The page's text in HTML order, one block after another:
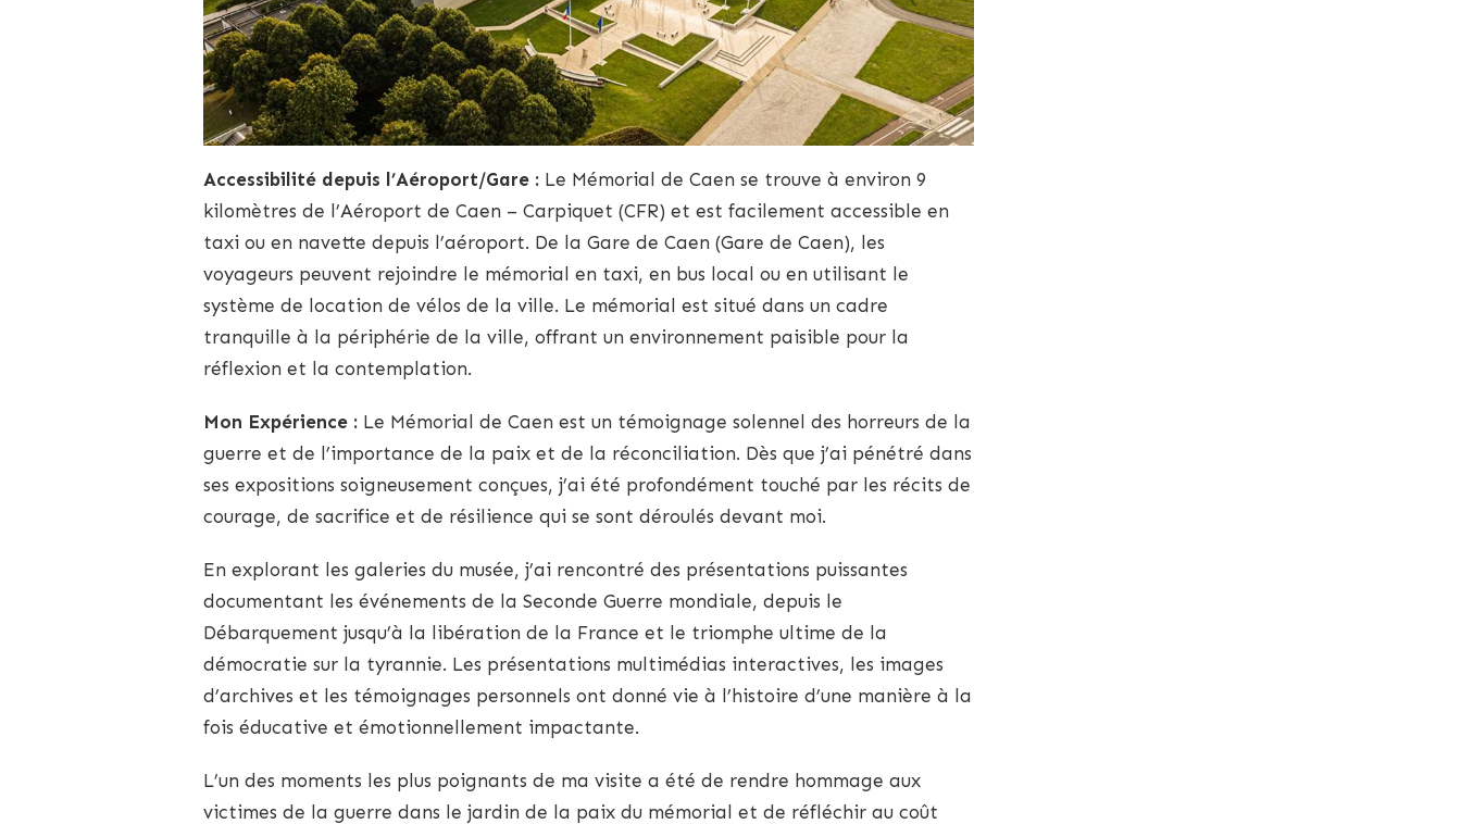
Accessibilité depuis l’Aéroport/Gare : Le Mémorial de Caen se trouve à environ 9
kilomètres de l’Aéroport de Caen – Carpiquet (CFR) et est facilement accessible en
taxi ou en navette depuis l’aéroport. De la Gare de Caen (Gare de Caen), les
voyageurs peuvent rejoindre le mémorial en taxi, en bus local ou en utilisant le
système de location de vélos de la ville. Le mémorial est situé dans un cadre
tranquille à la périphérie de la ville, offrant un environnement paisible pour la
réflexion et la contemplation.
Mon Expérience : Le Mémorial de Caen est un témoignage solennel des horreurs de la
guerre et de l’importance de la paix et de la réconciliation. Dès que j’ai pénétré dans
ses expositions soigneusement conçues, j’ai été profondément touché par les récits de
courage, de sacrifice et de résilience qui se sont déroulés devant moi.
En explorant les galeries du musée, j’ai rencontré des présentations puissantes
documentant les événements de la Seconde Guerre mondiale, depuis le
Débarquement jusqu’à la libération de la France et le triomphe ultime de la
démocratie sur la tyrannie. Les présentations multimédias interactives, les images
d’archives et les témoignages personnels ont donné vie à l’histoire d’une manière à la
fois éducative et émotionnellement impactante.
L’un des moments les plus poignants de ma visite a été de rendre hommage aux
victimes de la guerre dans le jardin de la paix du mémorial et de réfléchir au coût